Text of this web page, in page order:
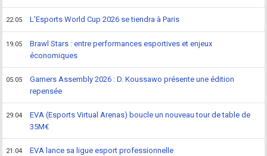
22.05 L'Esports World Cup 2026 se tiendra à Paris
19.05
Brawl Stars : entre performances esportives et enjeux
économiques
05.05
Gamers Assembly 2026 : D. Koussawo présente une édition
repensée
29.04
EVA (Esports Virtual Arenas) boucle un nouveau tour de table de
35M€
21.04 EVA lance sa ligue esport professionnelle